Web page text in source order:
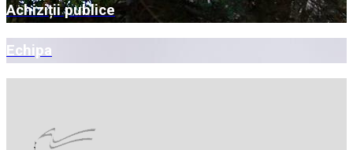
Achiziții publice
Echipa